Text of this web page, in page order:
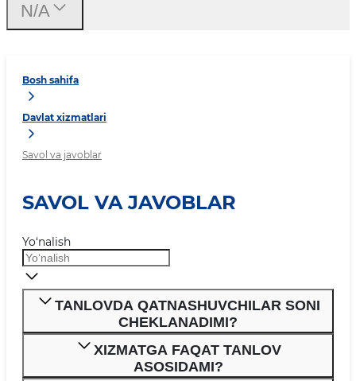
Bosh sahifa
Davlat xizmatlari
Savol va javoblar
SAVOL VA JAVOBLAR
Yo‘nalish
TANLOVDA QATNASHUVCHILAR SONI
CHEKLANADIMI?
XIZMATGA FAQAT TANLOV
ASOSIDAMI?
N/A